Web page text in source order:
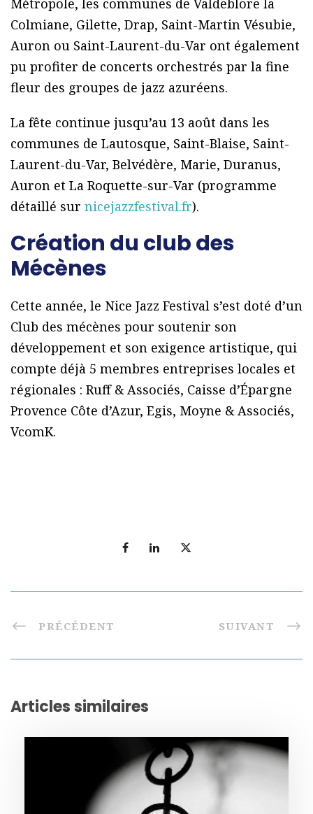
Métropole, les communes de Valdeblore la
Colmiane, Gilette, Drap, Saint-Martin Vésubie,
Auron ou Saint-Laurent-du-Var ont également
pu profiter de concerts orchestrés par la fine
fleur des groupes de jazz azuréens.
La fête continue jusqu’au 13 août dans les
communes de Lautosque, Saint-Blaise, Saint-
Laurent-du-Var, Belvédère, Marie, Duranus,
Auron et La Roquette-sur-Var (programme
détaillé sur nicejazzfestival.fr).
Création du club des
Mécènes
Cette année, le Nice Jazz Festival s’est doté d’un
Club des mécènes pour soutenir son
développement et son exigence artistique, qui
compte déjà 5 membres entreprises locales et
régionales : Ruff & Associés, Caisse d’Épargne
Provence Côte d’Azur, Egis, Moyne & Associés,
VcomK.
PRÉCÉDENT SUIVANT
Articles similaires